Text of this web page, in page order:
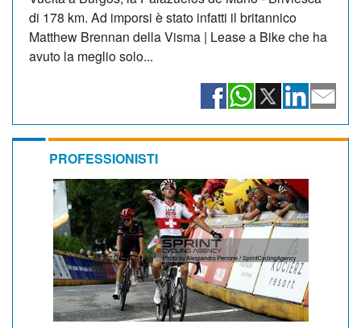
di 178 km. Ad imporsi è stato infatti il britannico
Matthew Brennan della Visma | Lease a Bike che ha
avuto la meglio solo...
PROFESSIONISTI